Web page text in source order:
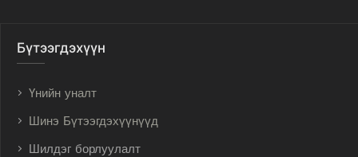
Бүтээгдэхүүн
Үнийн уналт
Шинэ Бүтээгдэхүүнүүд
Шилдэг борлуулалт